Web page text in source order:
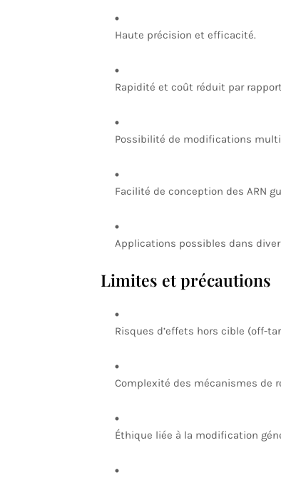
Haute précision et efficacité.
Rapidité et coût réduit par
Possibilité de modifications
Facilité de conception des ARN
Applications possibles dans
Limites et précautions
Risques d’effets hors cible (off-
Complexité des mécanismes de
Éthique liée à la modification